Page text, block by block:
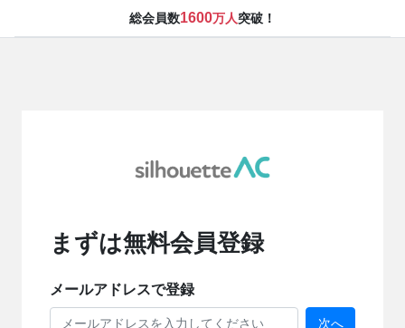
総会員数1600万人突破！
まずは無料会員登録
メールアドレスで登録
次へ